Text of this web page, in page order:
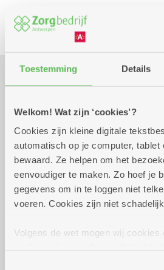
Toestemming Details
Welkom! Wat zijn ‘cookies’?
Cookies zijn kleine digitale
automatisch op je computer, tablet
bewaard. Ze helpen om het
eenvoudiger te maken. Zo hoef je
gegevens om in te loggen niet
voeren. Cookies zijn niet
Volgens de wet mogen wij cookies
Wellness en gezond
donderdag 3 september
2026
4 euro voor nagels.
Dienstencentrum
Van Duyststraat 192